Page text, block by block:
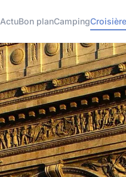
ActuBon planCampingCroisière